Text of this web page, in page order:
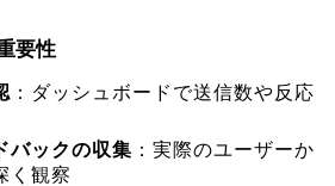
要性
：ダッシュボードで送信数や反応
バックの収集 ：実際のユーザーか
く観察